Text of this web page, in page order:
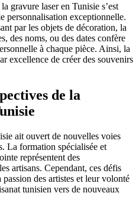
gravure laser en Tunisie s’est
personnalisation exceptionnelle.
par les objets de décoration, la
des noms, ou des dates confère
à chaque pièce. Ainsi, la
excellence de créer des souvenirs
de la
ait ouvert de nouvelles voies
La formation spécialisée et
représentent des
artisans. Cependant, ces défis
des artistes et leur volonté
tunisien vers de nouveaux